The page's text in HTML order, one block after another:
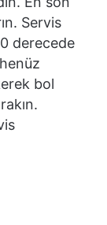
Servis
derecede
bol